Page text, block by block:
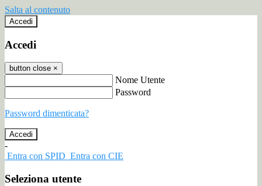
Salta al contenuto
Accedi
Accedi
button close ×
Nome Utente
Password
Password dimenticata?
-
Entra con SPID Entra con CIE
Seleziona utente